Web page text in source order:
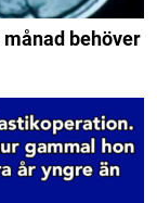
behöver